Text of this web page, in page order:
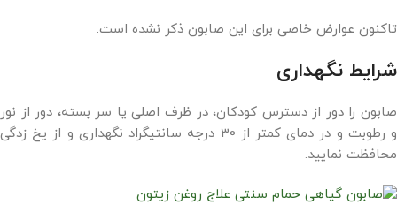
تاکنون عوارض خاصی برای این صابون ذکر نشده است.
شرایط نگهداری
صابون را دور از دسترس کودکان، در ظرف اصلی یا سر بسته، دور از نور
و رطوبت و در دمای کمتر از 30 درجه سانتیگراد نگهداری و از یخ زدگی
محافظت نمایید.